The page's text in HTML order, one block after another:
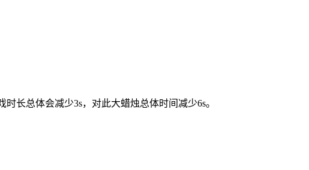
长总体会减少3s，对此大蜡烛总体时间减少6s。